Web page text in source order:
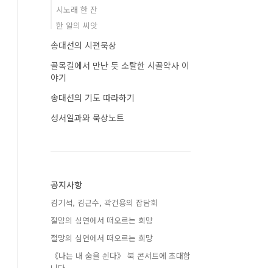
시노래 한 잔
한 알의 씨앗
송대선의 시편묵상
골목길에서 만난 듯 소탈한 시골약사 이
야기
송대선의 기도 따라하기
성서일과와 묵상노트
공지사항
김기석, 김근수, 곽건용의 잡담회
절망의 심연에서 떠오르는 희망
절망의 심연에서 떠오르는 희망
《나는 내 숨을 쉰다》 북 콘서트에 초대합